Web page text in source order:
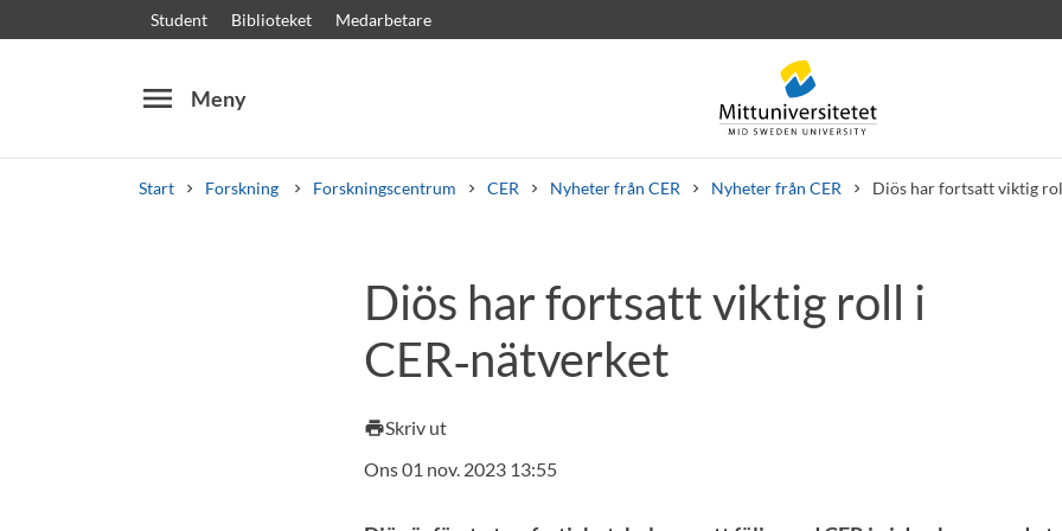
Student Biblioteket Medarbetare
menu Meny
Start Forskning Forskningscentrum CER Nyheter från CER Nyheter från CER Diös har fortsatt viktig
KursplanerVälkomstbrev Personal Lediga jobb
Diös har fortsatt viktig roll i
CER‑nätverket
printSkriv ut
Ons 01 nov. 2023 13:55